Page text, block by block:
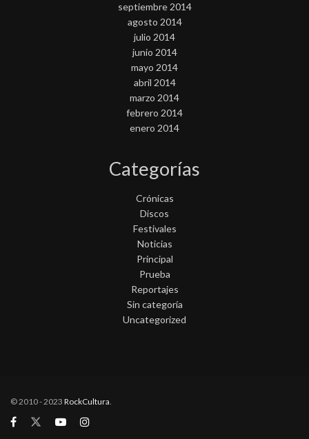
septiembre 2014
agosto 2014
julio 2014
junio 2014
mayo 2014
abril 2014
marzo 2014
febrero 2014
enero 2014
Categorías
Crónicas
Discos
Festivales
Noticias
Principal
Prueba
Reportajes
Sin categoría
Uncategorized
© 2010 - 2023 RockCultura.